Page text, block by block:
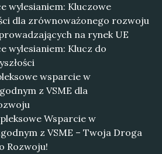
wylesianiem: Kluczowe
dla zrównoważonego rozwoju
na rynek UE
wylesianiem: Klucz do
wsparcie w
z VSME dla
Wsparcie w
z VSME – Twoja Droga
Rozwoju!